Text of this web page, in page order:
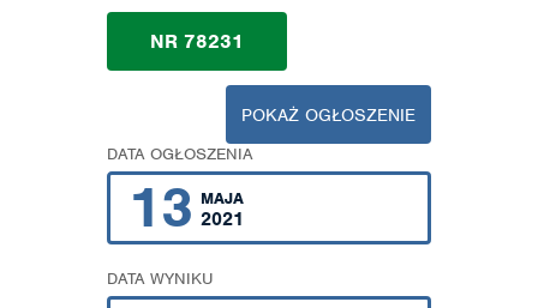
NR 78231
POKAŻ OGŁOSZENIE
DATA OGŁOSZENIA
13 MAJA
2021
DATA WYNIKU